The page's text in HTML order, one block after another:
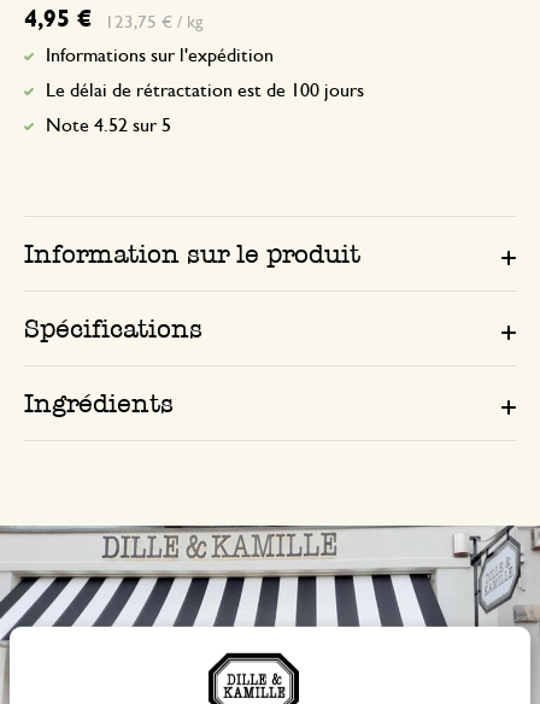
4,95 € 123,75 € / kg
Informations sur l'expédition
Le délai de rétractation est de 100 jours
Note 4.52 sur 5
Information sur le produit
Spécifications
Ingrédients